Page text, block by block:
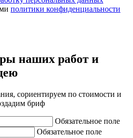
политики конфиденциальности
наших работ и
сориентируем по стоимости и
бриф
Обязательное поле
Обязательное поле